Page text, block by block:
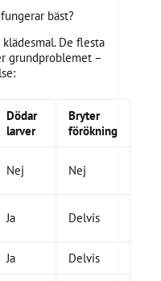
bäst?
De flesta
grundproblemet –
Dödar
larver
Bryter
förökning
Nej Nej
Ja Delvis
Ja Delvis